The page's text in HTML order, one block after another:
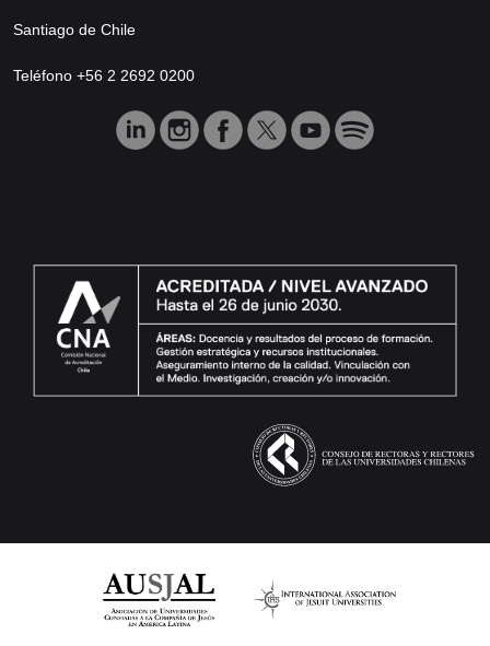
Santiago de Chile
Teléfono +56 2 2692 0200